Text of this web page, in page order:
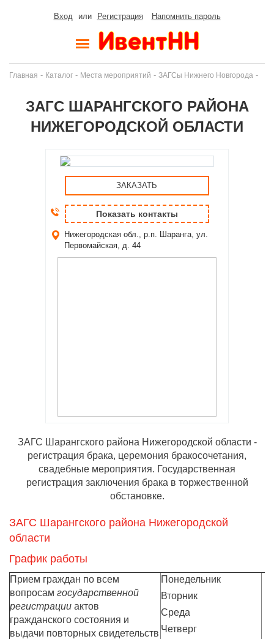
Вход или Регистрация Напомнить пароль
Главная - Каталог - Места мероприятий - ЗАГСы Нижнего Новгорода -
ЗАГС ШАРАНГСКОГО РАЙОНА
НИЖЕГОРОДСКОЙ ОБЛАСТИ
ЗАКАЗАТЬ
Показать контакты
Нижегородская обл., р.п. Шаранга, ул.
Первомайская, д. 44
ЗАГС Шарангского района Нижегородской области -
регистрация брака, церемония бракосочетания,
свадебные мероприятия. Государственная
регистрация заключения брака в торжественной
обстановке.
ЗАГС Шарангского района Нижегородской
области
График работы
Прием граждан по всем
вопросам государственной
регистрации актов
гражданского состояния и
выдачи повторных свидетельств
Понедельник
Вторник
Среда
Четверг